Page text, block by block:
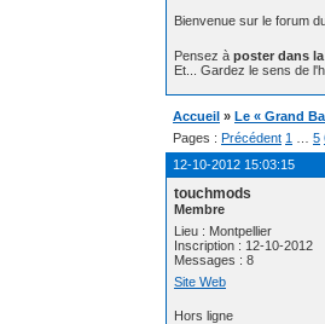
Bienvenue sur le forum
Pensez à poster dans
Et... Gardez le sens de
Accueil » Le « Grand
Pages : Précédent 1 5
12-10-2012 15:03:15
touchmods
Membre
Lieu : Montpellier
Inscription : 12-10-2012
Messages : 8
Site Web
Hors ligne